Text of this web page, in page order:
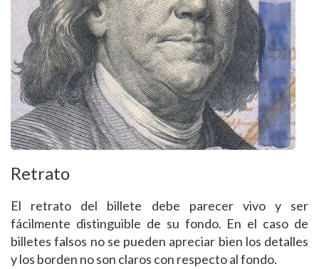
Retrato
El retrato del billete debe parecer vivo y ser
fácilmente distinguible de su fondo. En el caso de
billetes falsos no se pueden apreciar bien los detalles
y los borden no son claros con respecto al fondo.